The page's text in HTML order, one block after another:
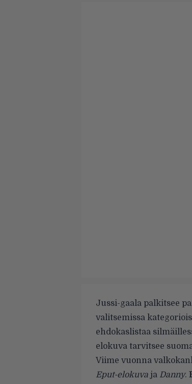
Jussi-gaala palkitsee
valitsemissa
ehdokaslistaa
elokuva tarvitsee
Viime vuonna
Eput-elokuva ja Danny.